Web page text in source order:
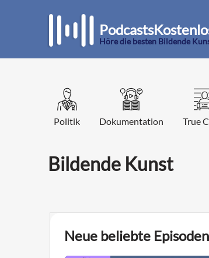
Höre die besten Bildende
Politik Dokumentation True
Bildende Kunst
Neue beliebte Episoden